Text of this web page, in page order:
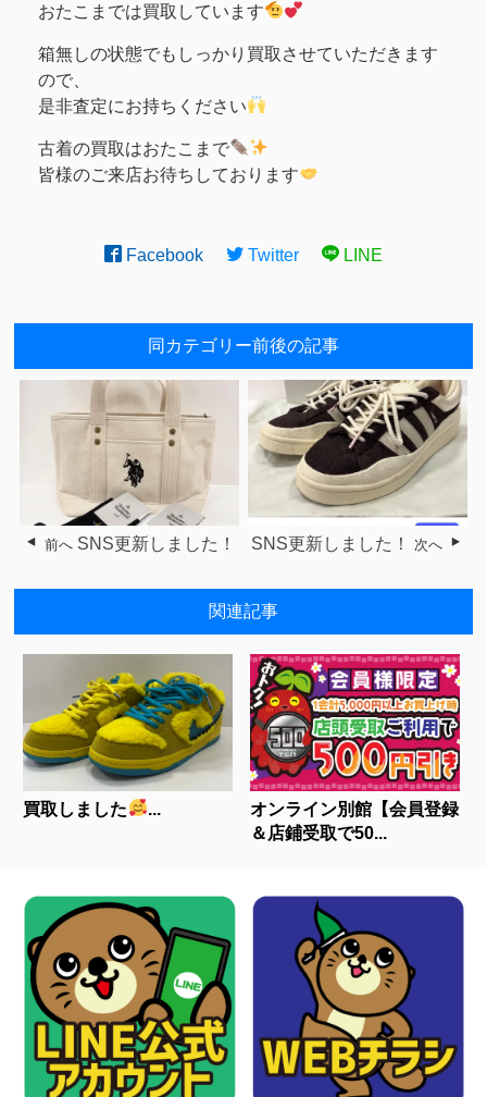
おたこまでは買取しています
箱無しの状態でもしっかり買取させていただきます
ので、
是非査定にお持ちください
古着の買取はおたこまで
皆様のご来店お待ちしております
Facebook Twitter LINE
同カテゴリー前後の記事
前へ SNS更新しました！ SNS更新しました！ 次へ
関連記事
買取しました ...
オンライン別館【会員登録
＆店鋪受取で50...